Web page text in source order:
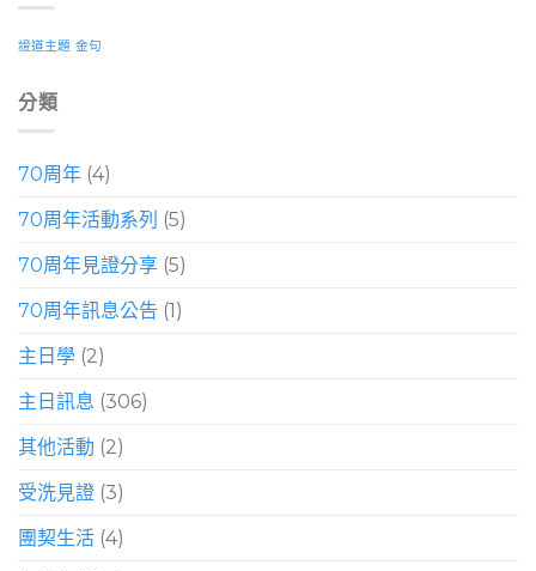
證道主題 金句
分類
70周年 (4)
70周年活動系列 (5)
70周年見證分享 (5)
70周年訊息公告 (1)
主日學 (2)
主日訊息 (306)
其他活動 (2)
受洗見證 (3)
團契生活 (4)